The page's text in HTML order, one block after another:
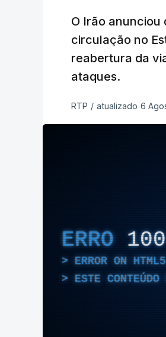
O Irão anunciou
circulação no
reabertura da
ataques.
RTP / atualizado 6
ERRO 100
ERROR ON
ESTE